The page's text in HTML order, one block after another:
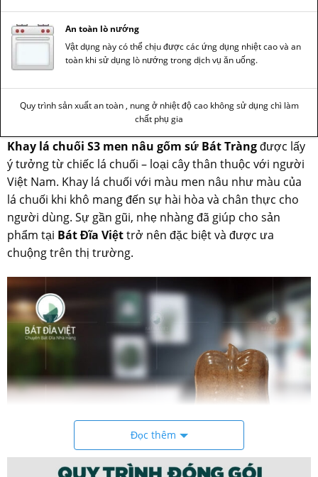
An toàn lò nướng
Vật dụng này có thể chịu được các ứng dụng nhiệt cao và an
toàn khi sử dụng lò nướng trong dịch vụ ăn uống.
Quy trình sản xuất an toàn , nung ở nhiệt độ cao không sử dụng chì làm
chất phụ gia
Khay lá chuối S3 men nâu gốm sứ Bát Tràngđược lấy
ý tưởng từ chiếc lá chuối – loại cây thân thuộc với người
Việt Nam. Khay lá chuối với màu men nâu như màu của
lá chuối khi khô mang đến sự hài hòa và chân thực cho
người dùng. Sự gần gũi, nhẹ nhàng đã giúp cho sản
phẩm tại Bát Đĩa Việttrở nên đặc biệt và được ưa
chuộng trên thị trường.
Đọc thêm